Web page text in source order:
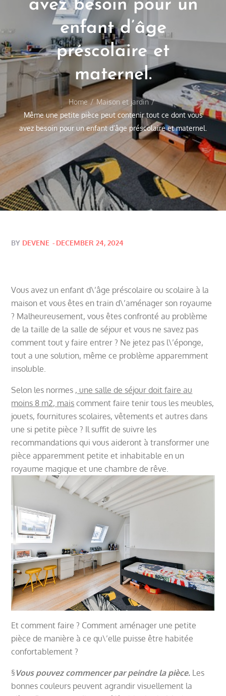
avez besoin pour un
enfant d’âge
préscolaire et
maternel.
Home
Maison et jardin
Même une petite pièce peut contenir tout ce dont vous
avez besoin pour un enfant d’âge préscolaire et maternel.
BY DEVENE Posted
DECEMBER 24, 2024
Vous avez un enfant d\’âge préscolaire ou scolaire à la
maison et vous êtes en train d\’aménager son royaume
? Malheureusement, vous êtes confronté au problème
de la taille de la salle de séjour et vous ne savez pas
comment tout y faire entrer ? Ne jetez pas l\’éponge,
tout a une solution, même ce problème apparemment
insoluble.
Selon les normes , une salle de séjour doit faire au
moins 8 m2, mais comment faire tenir tous les meubles,
jouets, fournitures scolaires, vêtements et autres dans
une si petite pièce ? Il suffit de suivre les
recommandations qui vous aideront à transformer une
pièce apparemment petite et inhabitableen un
royaume magique et une chambre de rêve
Et comment faire ? Comment aménager une petite
pièce de manière à ce qu\’elle puisse être habitée
confortablement ?
§ Vous pouvez commencer par peindre la pièce. Les
bonnes couleurs peuvent agrandir visuellement la